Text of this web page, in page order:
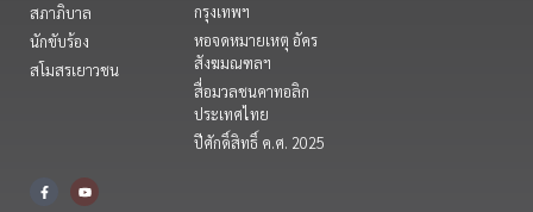
สภาภิบาล
นักขับร้อง
สโมสรเยาวชน
กรุงเทพฯ
หอจดหมายเหตุ อัคร
สังฆมณฑลฯ
สื่อมวลชนคาทอลิก
ประเทศไทย
ปีศักดิ์สิทธิ์ ค.ศ. 2025